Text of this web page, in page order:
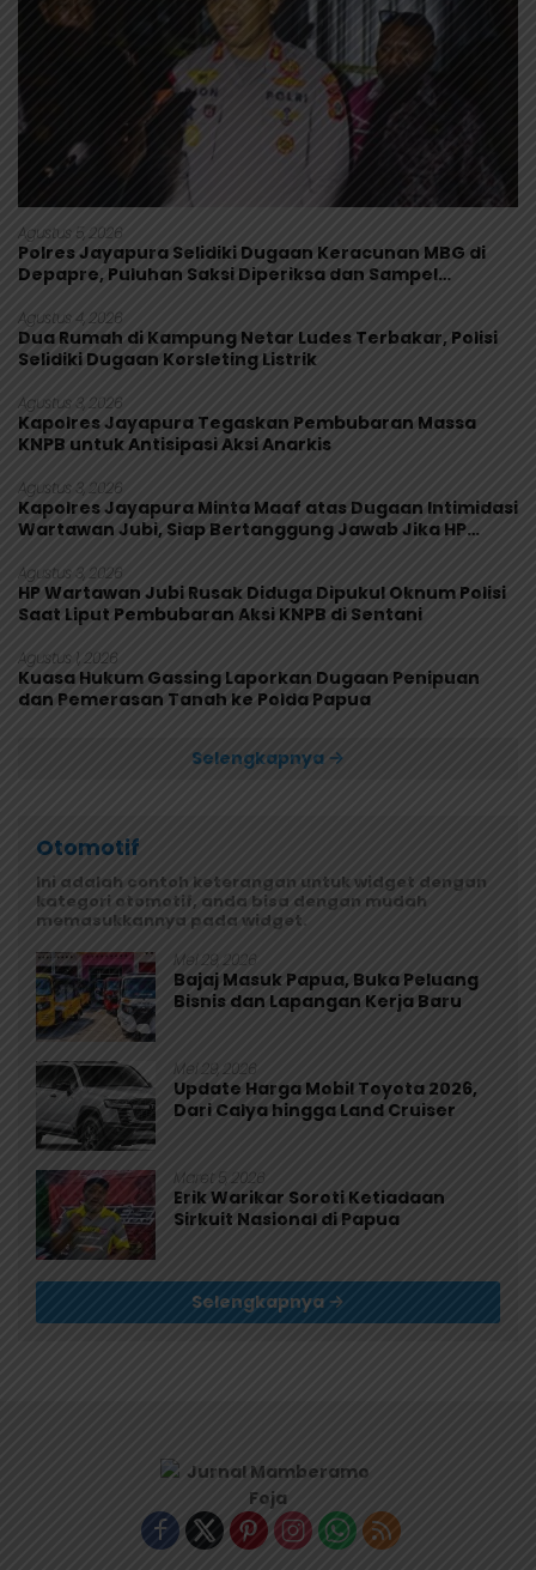
Agustus 5, 2026
Polres Jayapura Selidiki Dugaan Keracunan MBG di
Depapre, Puluhan Saksi Diperiksa dan Sampel
Agustus 4, 2026
Dua Rumah di Kampung Netar Ludes Terbakar, Polisi
Selidiki Dugaan Korsleting Listrik
Agustus 3, 2026
Kapolres Jayapura Tegaskan Pembubaran Massa
KNPB untuk Antisipasi Aksi Anarkis
Agustus 3, 2026
Kapolres Jayapura Minta Maaf atas Dugaan Intimidasi
Wartawan Jubi, Siap Bertanggung Jawab Jika HP
Agustus 3, 2026
HP Wartawan Jubi Rusak Diduga Dipukul Oknum Polisi
Saat Liput Pembubaran Aksi KNPB di Sentani
Agustus 1, 2026
Kuasa Hukum Gassing Laporkan Dugaan Penipuan
dan Pemerasan Tanah ke Polda Papua
Selengkapnya
Otomotif
Ini adalah contoh keterangan untuk widget dengan
kategori otomotif, anda bisa dengan mudah
memasukkannya pada widget.
Mei 29, 2026
Bajaj Masuk Papua, Buka Peluang
Bisnis dan Lapangan Kerja Baru
Mei 29, 2026
Update Harga Mobil Toyota 2026,
Dari Calya hingga Land Cruiser
Maret 5, 2026
Erik Warikar Soroti Ketiadaan
Sirkuit Nasional di Papua
Selengkapnya